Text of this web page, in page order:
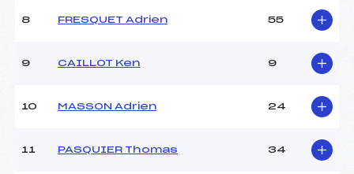
Ouvreurs B :
Ouvreur ? ()
Neige :
8 FRESQUET Adrien 55
9 CAILLOT Ken 9
10 MASSON Adrien 24
11 PASQUIER Thomas 34